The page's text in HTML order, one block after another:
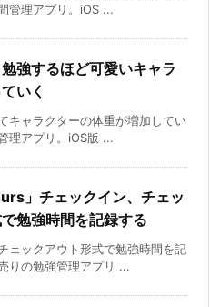
管理アプリ。iOS ...
勉強するほど可愛いキャラ
いく
キャラクターの体重が増加してい
理アプリ。iOS版 ...
」チェックイン、チェッ
勉強時間を記録する
ェックアウト形式で勉強時間を記
りの勉強管理アプリ ...